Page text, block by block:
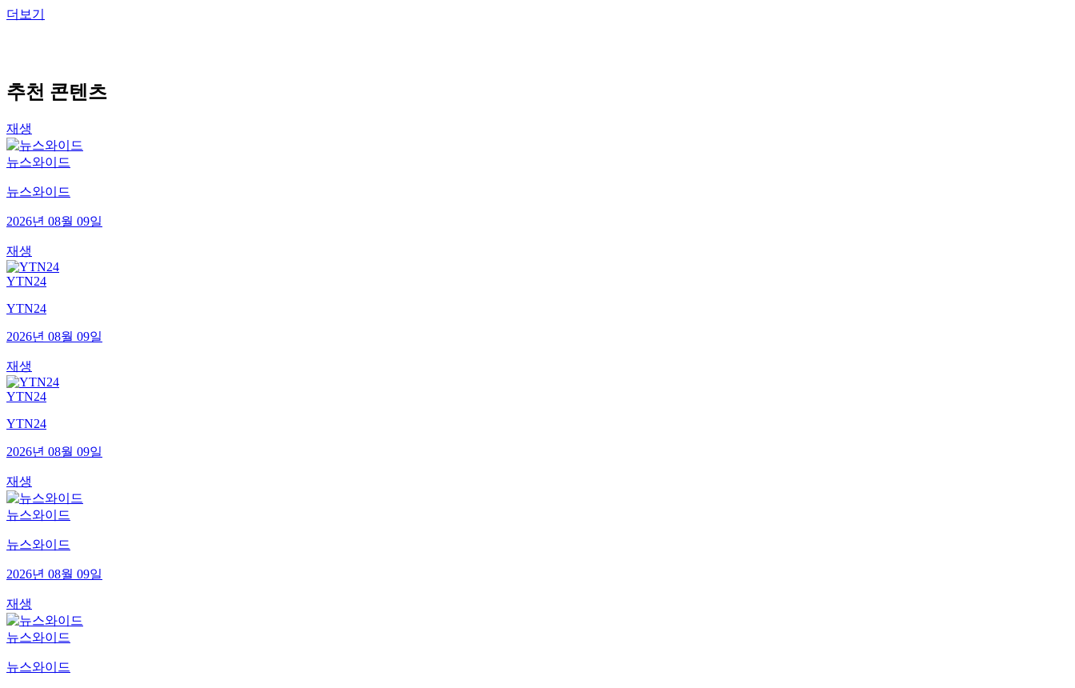
더보기
추천 콘텐츠
재생
뉴스와이드
뉴스와이드
2026년 08월 09일
재생
YTN24
YTN24
2026년 08월 09일
재생
YTN24
YTN24
2026년 08월 09일
재생
뉴스와이드
뉴스와이드
2026년 08월 09일
재생
뉴스와이드
뉴스와이드